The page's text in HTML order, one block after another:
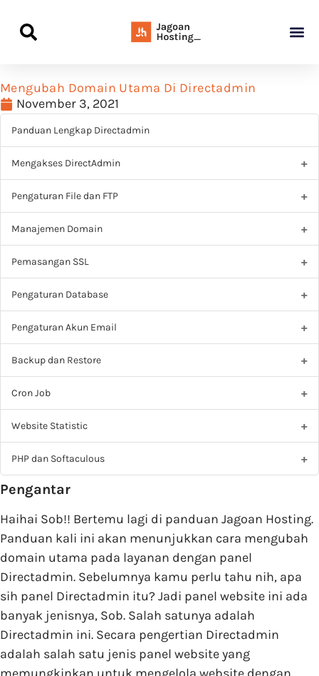
Mengubah Domain Utama Di Directadmin
November 3, 2021
Panduan Lengkap Directadmin
Mengakses DirectAdmin
Pengaturan File dan FTP
Manajemen Domain
Pemasangan SSL
Pengaturan Database
Pengaturan Akun Email
Backup dan Restore
Cron Job
Website Statistic
PHP dan Softaculous
Pengantar
Haihai Sob!! Bertemu lagi di panduan Jagoan Hosting.
Panduan kali ini akan menunjukkan cara mengubah
domain utama pada layanan dengan panel
Directadmin. Sebelumnya kamu perlu tahu nih, apa
sih panel Directadmin itu? Jadi panel website ini ada
banyak jenisnya, Sob. Salah satunya adalah
Directadmin ini. Secara pengertian Directadmin
adalah salah satu jenis panel website yang